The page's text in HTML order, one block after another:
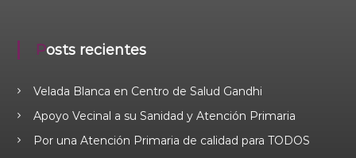
Posts recientes
Velada Blanca en Centro de Salud Gandhi
Apoyo Vecinal a su Sanidad y Atención Primaria
Por una Atención Primaria de calidad para TODOS